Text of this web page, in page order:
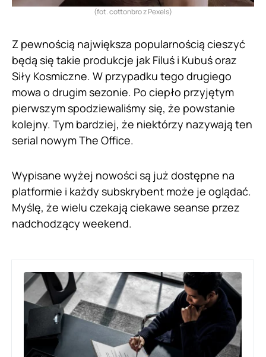
(fot. cottonbro z Pexels)
Z pewnością największa popularnością cieszyć
będą się takie produkcje jak Filuś i Kubuś oraz
Siły Kosmiczne. W przypadku tego drugiego
mowa o drugim sezonie. Po ciepło przyjętym
pierwszym spodziewaliśmy się, że powstanie
kolejny. Tym bardziej, że niektórzy nazywają ten
serial nowym The Office.
Wypisane wyżej nowości są już dostępne na
platformie i każdy subskrybent może je oglądać.
Myślę, że wielu czekają ciekawe seanse przez
nadchodzący weekend.